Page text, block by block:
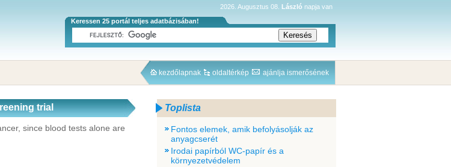
2026. Augusztus 08. László napja van
Keressen 25 portál teljes adatbázisában!
kezdőlapnak oldaltérkép ajánlja ismerősének
trial
since blood tests alone are
Toplista
Fontos elemek, amik befolyásolják az
anyagcserét
Irodai papírból WC-papír és a
környezetvédelem